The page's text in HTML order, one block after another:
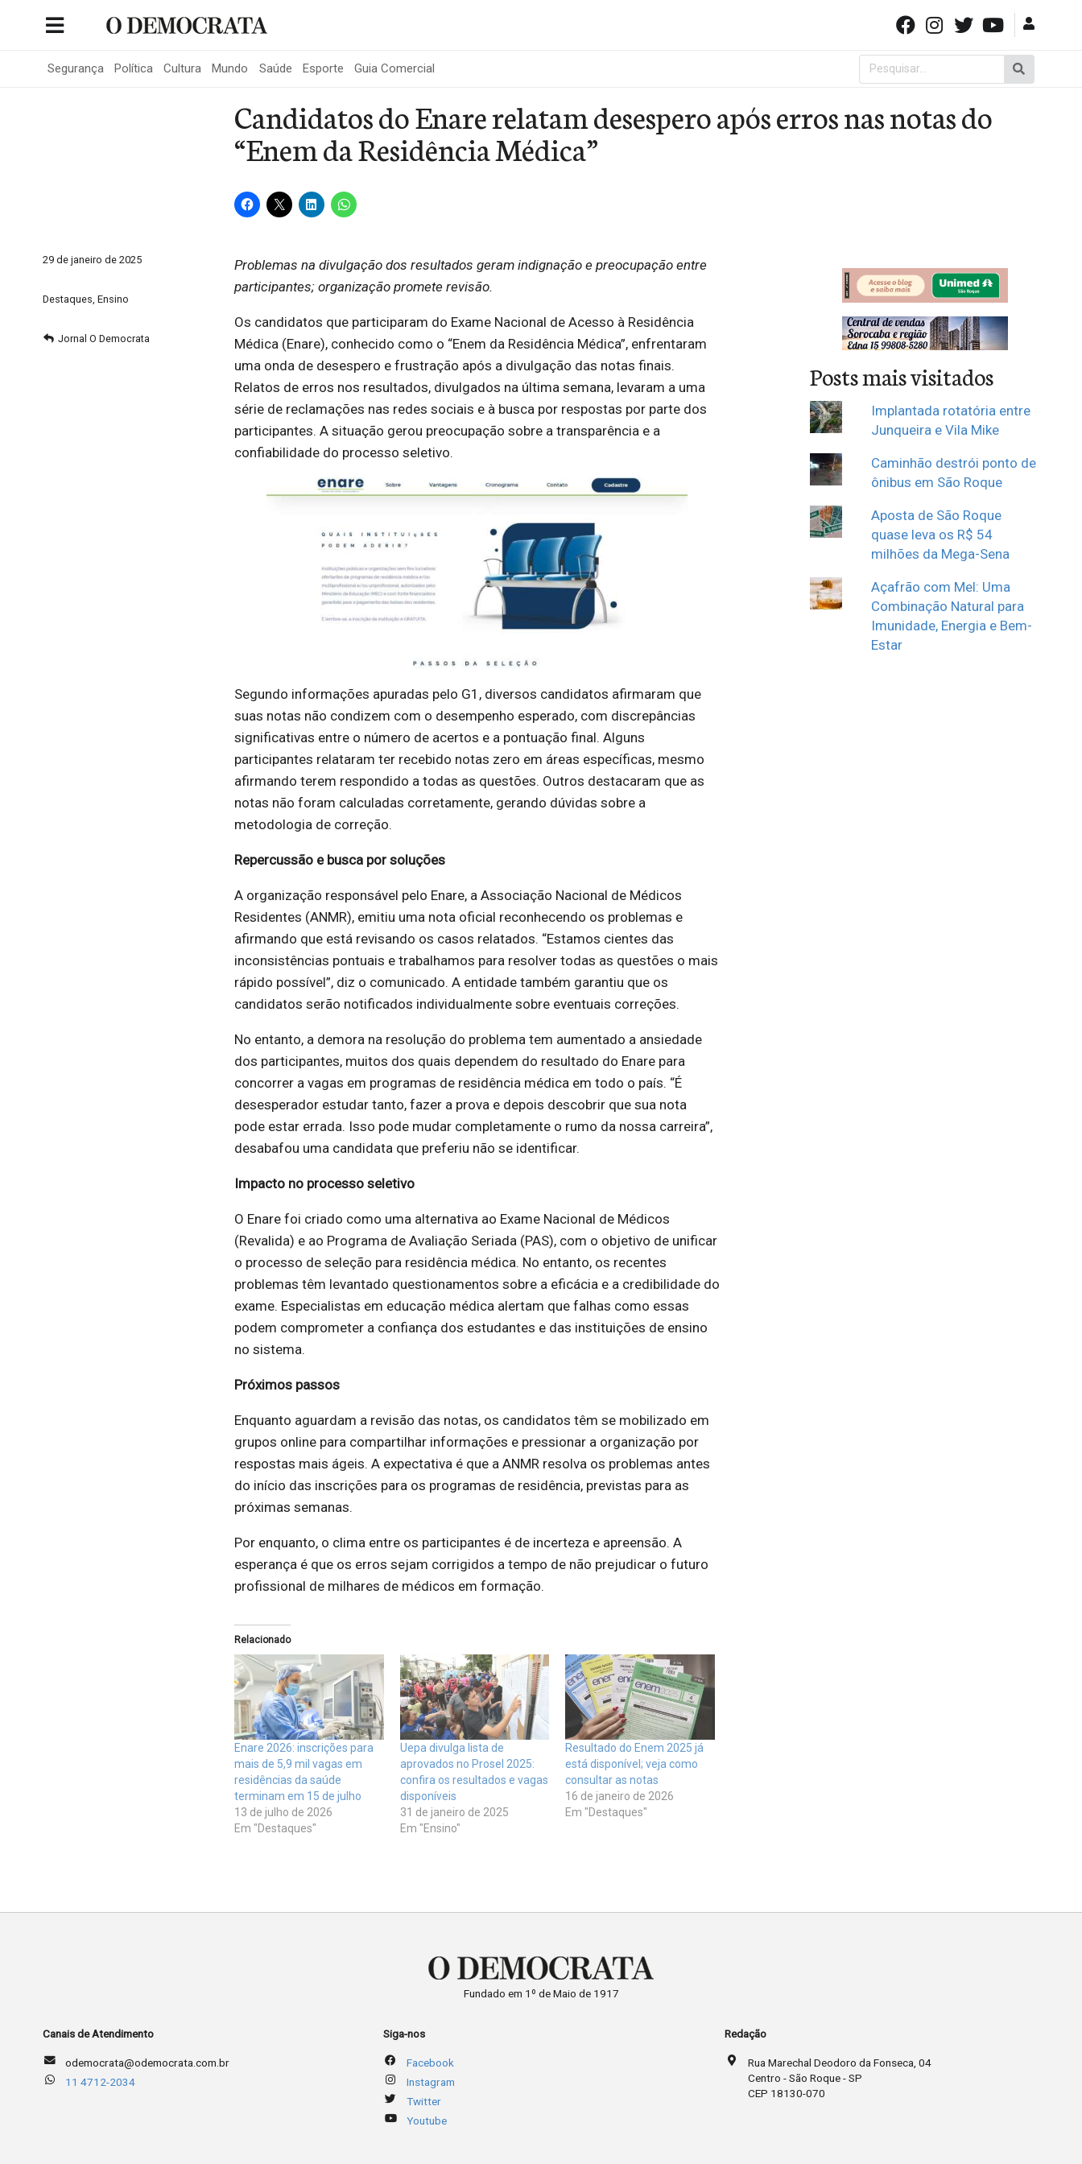
Segurança Política Cultura Mundo Saúde Esporte Guia Comercial
Pesquisar
por:
Candidatos do Enare relatam desespero após erros nas notas do
“Enem da Residência Médica”
29 de janeiro de 2025
Destaques, Ensino
Jornal O Democrata
Problemas na divulgação dos resultados geram indignação e preocupação entre
participantes; organização promete revisão.
Os candidatos que participaram do Exame Nacional de Acesso à Residência
Médica (Enare), conhecido como o “Enem da Residência Médica”, enfrentaram
uma onda de desespero e frustração após a divulgação das notas finais.
Relatos de erros nos resultados, divulgados na última semana, levaram a uma
série de reclamações nas redes sociais e à busca por respostas por parte dos
participantes. A situação gerou preocupação sobre a transparência e a
confiabilidade do processo seletivo.
Segundo informações apuradas pelo G1, diversos candidatos afirmaram que
suas notas não condizem com o desempenho esperado, com discrepâncias
significativas entre o número de acertos e a pontuação final. Alguns
participantes relataram ter recebido notas zero em áreas específicas, mesmo
afirmando terem respondido a todas as questões. Outros destacaram que as
notas não foram calculadas corretamente, gerando dúvidas sobre a
metodologia de correção.
Repercussão e busca por soluções
A organização responsável pelo Enare, a Associação Nacional de Médicos
Residentes (ANMR), emitiu uma nota oficial reconhecendo os problemas e
afirmando que está revisando os casos relatados. “Estamos cientes das
inconsistências pontuais e trabalhamos para resolver todas as questões o mais
rápido possível”, diz o comunicado. A entidade também garantiu que os
candidatos serão notificados individualmente sobre eventuais correções.
No entanto, a demora na resolução do problema tem aumentado a ansiedade
dos participantes, muitos dos quais dependem do resultado do Enare para
concorrer a vagas em programas de residência médica em todo o país. “É
desesperador estudar tanto, fazer a prova e depois descobrir que sua nota
pode estar errada. Isso pode mudar completamente o rumo da nossa carreira”,
desabafou uma candidata que preferiu não se identificar.
Impacto no processo seletivo
O Enare foi criado como uma alternativa ao Exame Nacional de Médicos
(Revalida) e ao Programa de Avaliação Seriada (PAS), com o objetivo de unificar
o processo de seleção para residência médica. No entanto, os recentes
problemas têm levantado questionamentos sobre a eficácia e a credibilidade do
exame. Especialistas em educação médica alertam que falhas como essas
podem comprometer a confiança dos estudantes e das instituições de ensino
no sistema.
Próximos passos
Enquanto aguardam a revisão das notas, os candidatos têm se mobilizado em
grupos online para compartilhar informações e pressionar a organização por
respostas mais ágeis. A expectativa é que a ANMR resolva os problemas antes
do início das inscrições para os programas de residência, previstas para as
próximas semanas.
Por enquanto, o clima entre os participantes é de incerteza e apreensão. A
esperança é que os erros sejam corrigidos a tempo de não prejudicar o futuro
profissional de milhares de médicos em formação.
Relacionado
Enare 2026: inscrições para
mais de 5,9 mil vagas em
residências da saúde
terminam em 15 de julho
13 de julho de 2026
Em "Destaques"
Uepa divulga lista de
aprovados no Prosel 2025:
confira os resultados e vagas
disponíveis
31 de janeiro de 2025
Em "Ensino"
Resultado do Enem 2025 já
está disponível; veja como
consultar as notas
16 de janeiro de 2026
Em "Destaques"
Posts mais visitados
Implantada rotatória entre
Junqueira e Vila Mike
Caminhão destrói ponto de
ônibus em São Roque
Aposta de São Roque
quase leva os R$ 54
milhões da Mega-Sena
Açafrão com Mel: Uma
Combinação Natural para
Imunidade, Energia e Bem-
Estar
Fundado em 1º de Maio de 1917
Canais de Atendimento
odemocrata@odemocrata.com.br
11 4712-2034
Siga-nos
Facebook
Instagram
Twitter
Youtube
Redação
Rua Marechal Deodoro da Fonseca, 04
Centro - São Roque - SP
CEP 18130-070